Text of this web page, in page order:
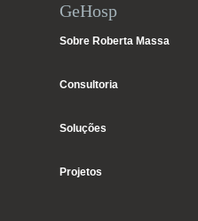
GeHosp
Sobre Roberta Massa
Consultoria
Soluções
Projetos